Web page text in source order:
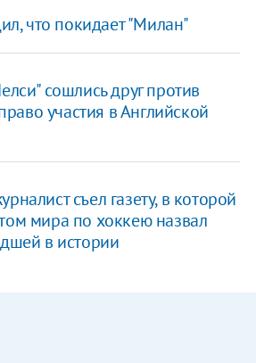
что покидает "Милан"
сошлись друг против
участия в Английской
съел газету, в которой
мира по хоккею назвал
в истории